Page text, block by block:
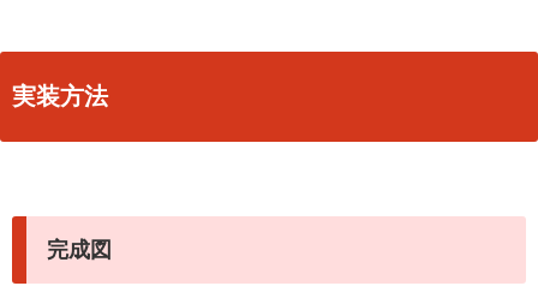
実装方法
完成図